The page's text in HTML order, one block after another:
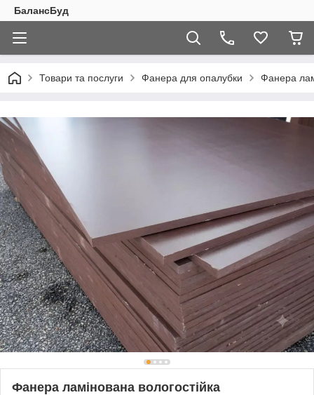
БалансБуд
Товари та послуги Фанера для опалубки Фанера
Фанера ламінована вологостійка